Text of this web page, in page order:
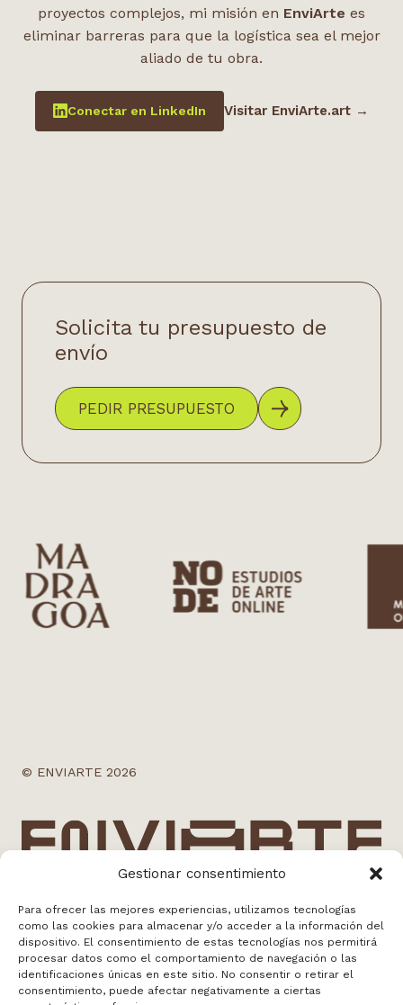
Gestionar consentimiento
Para ofrecer las mejores experiencias, utilizamos tecnologías
como las cookies para almacenar y/o acceder a la información del
dispositivo. El consentimiento de estas tecnologías nos permitirá
procesar datos como el comportamiento de navegación o las
identificaciones únicas en este sitio. No consentir o retirar el
consentimiento, puede afectar negativamente a ciertas
proyectos complejos, mi misión en EnviArte es
eliminar barreras para que la logística sea el mejor
aliado de tu obra.
Conectar en LinkedIn Visitar EnviArte.art →
Solicita tu presupuesto de
envío
PEDIR PRESUPUESTO
© ENVIARTE 2026
info@enviarte.art
+34 613 010 384
Madrid